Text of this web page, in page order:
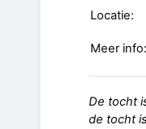
Locatie:
Meer info:
De tocht
de tocht